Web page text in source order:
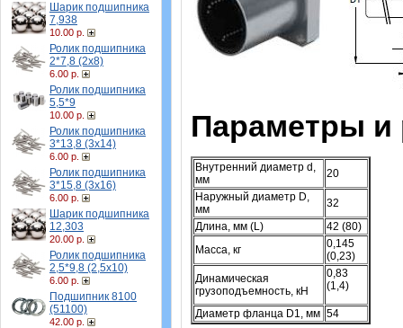
Шарик подшипника
7,938
10.00 р.
Ролик подшипника
2*7,8 (2х8)
6.00 р.
Ролик подшипника
5,5*9
10.00 р.
Ролик подшипника
3*13,8 (3х14)
6.00 р.
Ролик подшипника
3*15,8 (3х16)
6.00 р.
Шарик подшипника
12,303
20.00 р.
Ролик подшипника
2,5*9,8 (2,5х10)
6.00 р.
Подшипник 8100
(51100)
42.00 р.
Параметры и
Внутренний диаметр d,
мм
20
Наружный диаметр D,
мм
32
Длина, мм (L)
42 (80)
Масса, кг
0,145
(0,23)
Динамическая
грузоподъемность, кН
0,83
(1,4)
Диаметр фланца D1, мм 54